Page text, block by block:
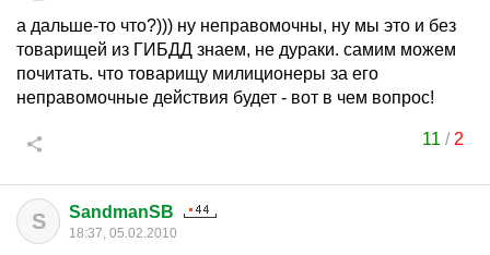
а дальше-то что?))) ну неправомочны, ну мы это и без
товарищей из ГИБДД знаем, не дураки. самим можем
почитать. что товарищу милиционеры за его
неправомочные действия будет - вот в чем вопрос!
11 / 2
S SandmanSB
18:37, 05.02.2010